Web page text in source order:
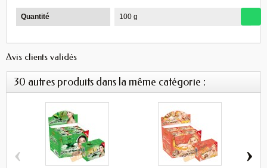
Quantité 100 g
Avis clients validés
30 autres produits dans la même catégorie :
‹ ›